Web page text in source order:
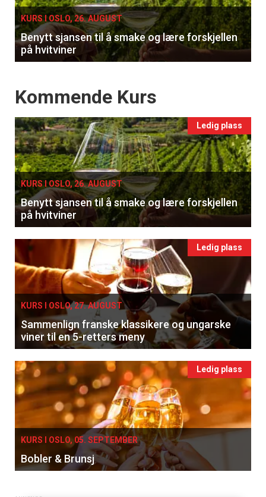
KURS I OSLO, 26. AUGUST
Benytt sjansen til å smake og lære forskjellen
på hvitviner
Events
Kommende Kurs
Ledig plass
KURS I OSLO, 26. AUGUST
Benytt sjansen til å smake og lære forskjellen
på hvitviner
Ledig plass
KURS I OSLO, 27. AUGUST
Sammenlign franske klassikere og ungarske
viner til en 5-retters meny
Ledig plass
KURS I OSLO, 05. SEPTEMBER
Bobler & Brunsj